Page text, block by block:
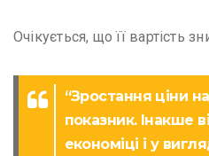
Очікується, що її вартість
“Зростання ціни
показник. Інакше
економіці і у